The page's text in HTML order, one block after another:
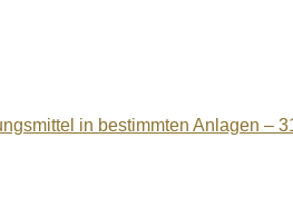
in bestimmten Anlagen –